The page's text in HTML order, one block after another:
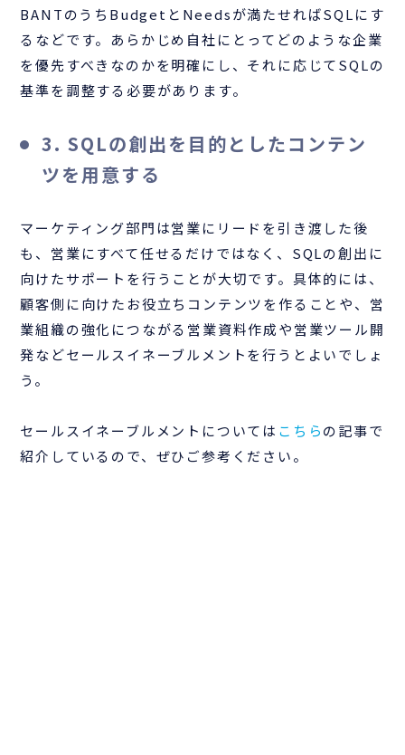
BANTのうちBudgetとNeedsが満たせればSQLにす
るなどです。あらかじめ自社にとってどのような企業
を優先すべきなのかを明確にし、それに応じてSQLの
基準を調整する必要があります。
3. SQLの創出を目的としたコンテン
ツを用意する
マーケティング部門は営業にリードを引き渡した後
も、営業にすべて任せるだけではなく、SQLの創出に
向けたサポートを行うことが大切です。具体的には、
顧客側に向けたお役立ちコンテンツを作ることや、営
業組織の強化につながる営業資料作成や営業ツール開
発などセールスイネーブルメントを行うとよいでしょ
う。
セールスイネーブルメントについては こちらの記事で
紹介しているので、ぜひご参考ください。